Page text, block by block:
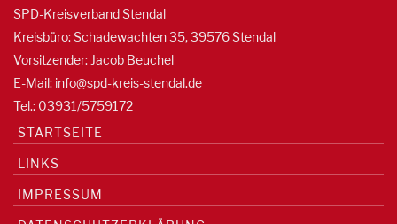
SPD-Kreisverband Stendal
Kreisbüro: Schadewachten 35, 39576 Stendal
Vorsitzender: Jacob Beuchel
E-Mail: info@spd-kreis-stendal.de
Tel.: 03931/5759172
STARTSEITE
LINKS
IMPRESSUM